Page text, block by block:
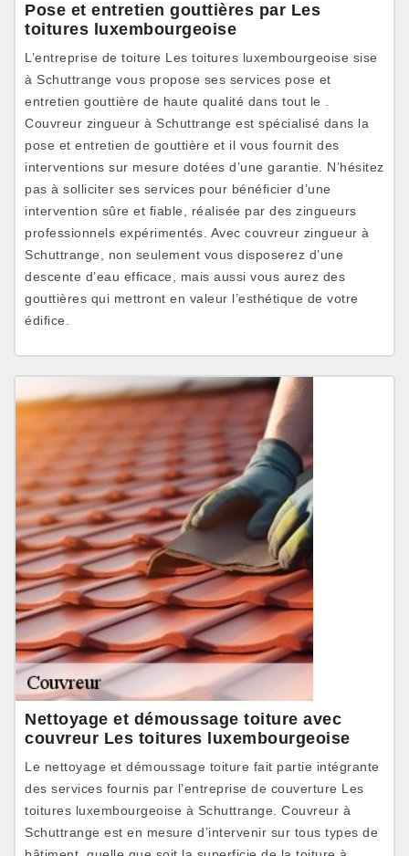
Pose et entretien gouttières par Les
toitures luxembourgeoise
L’entreprise de toiture Les toitures luxembourgeoise sise
à Schuttrange vous propose ses services pose et
entretien gouttière de haute qualité dans tout le .
Couvreur zingueur à Schuttrange est spécialisé dans la
pose et entretien de gouttière et il vous fournit des
interventions sur mesure dotées d’une garantie. N’hésitez
pas à solliciter ses services pour bénéficier d’une
intervention sûre et fiable, réalisée par des zingueurs
professionnels expérimentés. Avec couvreur zingueur à
Schuttrange, non seulement vous disposerez d’une
descente d’eau efficace, mais aussi vous aurez des
gouttières qui mettront en valeur l’esthétique de votre
édifice.
Nettoyage et démoussage toiture avec
couvreur Les toitures luxembourgeoise
Le nettoyage et démoussage toiture fait partie intégrante
des services fournis par l’entreprise de couverture Les
toitures luxembourgeoise à Schuttrange. Couvreur à
Schuttrange est en mesure d’intervenir sur tous types de